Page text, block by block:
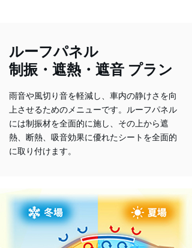
ルーフパネル
制振・遮熱・遮音 プラン
雨音や風切り音を軽減し、車内の静けさを向
上させるためのメニューです。ルーフパネル
には制振材を全面的に施し、その上から遮
熱、断熱、吸音効果に優れたシートを全面的
に取り付けます。